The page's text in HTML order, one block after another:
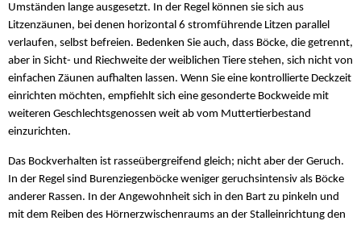
Umständen lange ausgesetzt. In der Regel können sie sich aus
Litzenzäunen, bei denen horizontal 6 stromführende Litzen parallel
verlaufen, selbst befreien. Bedenken Sie auch, dass Böcke, die getrennt,
aber in Sicht- und Riechweite der weiblichen Tiere stehen, sich nicht von
einfachen Zäunen aufhalten lassen. Wenn Sie eine kontrollierte Deckzeit
einrichten möchten, empfiehlt sich eine gesonderte Bockweide mit
weiteren Geschlechtsgenossen weit ab vom Muttertierbestand
einzurichten.
Das Bockverhalten ist rasseübergreifend gleich; nicht aber der Geruch.
In der Regel sind Burenziegenböcke weniger geruchsintensiv als Böcke
anderer Rassen. In der Angewohnheit sich in den Bart zu pinkeln und
mit dem Reiben des Hörnerzwischenraums an der Stalleinrichtung den